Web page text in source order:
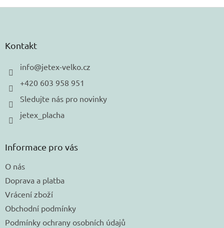
Kontakt
info@jetex-velko.cz
+420 603 958 951
Sledujte nás pro novinky
jetex_placha
Informace pro vás
O nás
Doprava a platba
Vrácení zboží
Obchodní podmínky
Podmínky ochrany osobních údajů